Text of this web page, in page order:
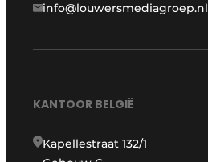
info@louwersmediagroep.nl
KANTOOR BELGIË
Kapellestraat 132/1